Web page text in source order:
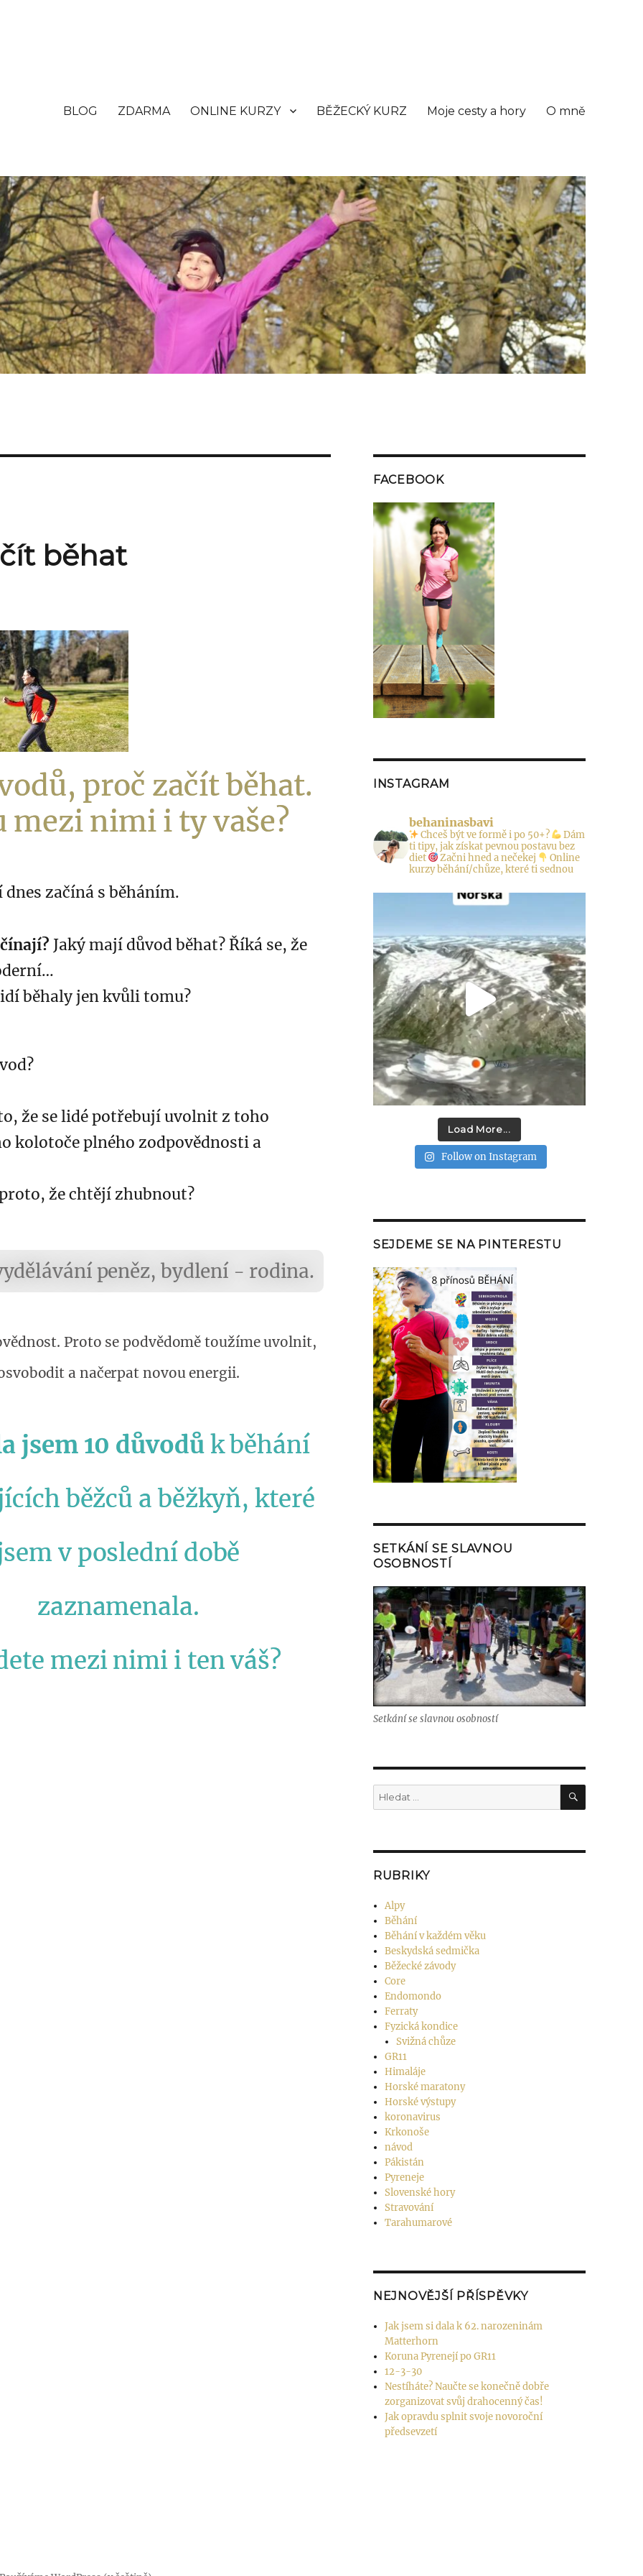
BLOG ZDARMA ONLINE KURZY BĚŽECKÝ KURZ Moje cesty a hory O mně
běhat
proč začít běhat.
mezi nimi i ty vaše?
dnes začíná s běháním.
Jaký mají důvod běhat? Říká se, že
běhaly jen kvůli tomu?
že se lidé potřebují uvolnit z toho
kolotoče plného zodpovědnosti a
že chtějí zhubnout?
peněz, bydlení - rodina.
Proto se podvědomě toužíme uvolnit,
a načerpat novou energii.
jsem 10 důvodůk běhání
běžců a běžkyň, které
v poslední době
zaznamenala.
mezi nimi i ten váš?
FACEBOOK
INSTAGRAM
behaninasbavi
Chceš být ve formě i po 50+?
Dám
ti tipy, jak získat pevnou postavu bez
diet
Začni hned a nečekej
Online
kurzy běhání/chůze, které ti sednou
Load More...
Follow on Instagram
SEJDEME SE NA PINTERESTU
SETKÁNÍ SE SLAVNOU
OSOBNOSTÍ
Setkání se slavnou osobností
RUBRIKY
Alpy
Běhání
Běhání v každém věku
Beskydská sedmička
Běžecké závody
Core
Endomondo
Ferraty
Fyzická kondice
Svižná chůze
GR11
Himaláje
Horské maratony
Horské výstupy
koronavirus
Krkonoše
návod
Pákistán
Pyreneje
Slovenské hory
Stravování
Tarahumarové
NEJNOVĚJŠÍ PŘÍSPĚVKY
Jak jsem si dala k 62. narozeninám
Matterhorn
Koruna Pyrenejí po GR11
12-3-30
Nestíháte? Naučte se konečně dobře
zorganizovat svůj drahocenný čas!
Jak opravdu splnit svoje novoroční
předsevzetí